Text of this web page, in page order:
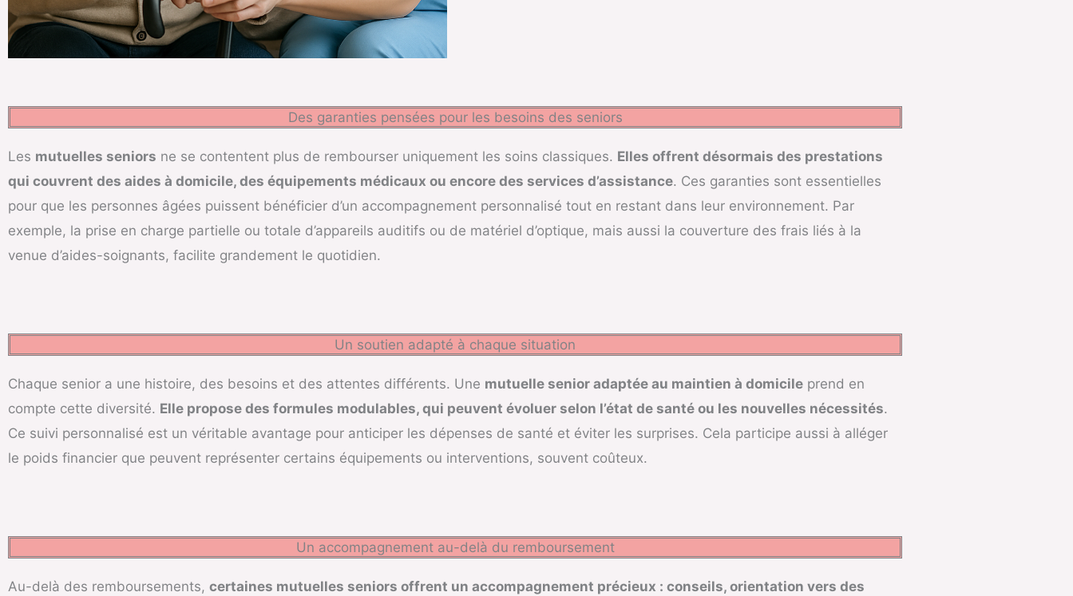
Des garanties pensées pour les besoins des seniors
Les mutuelles seniors ne se contentent plus de rembourser uniquement les soins classiques. Elles offrent désormais des prestations
qui couvrent des aides à domicile, des équipements médicaux ou encore des services d’assistance. Ces garanties sont essentielles
pour que les personnes âgées puissent bénéficier d’un accompagnement personnalisé tout en restant dans leur environnement. Par
exemple, la prise en charge partielle ou totale d’appareils auditifs ou de matériel d’optique, mais aussi la couverture des frais liés à la
venue d’aides-soignants, facilite grandement le quotidien.
Un soutien adapté à chaque situation
Chaque senior a une histoire, des besoins et des attentes différents. Une mutuelle senior adaptée au maintien à domicile prend en
compte cette diversité. Elle propose des formules modulables, qui peuvent évoluer selon l’état de santé ou les nouvelles nécessités.
Ce suivi personnalisé est un véritable avantage pour anticiper les dépenses de santé et éviter les surprises. Cela participe aussi à alléger
le poids financier que peuvent représenter certains équipements ou interventions, souvent coûteux.
Un accompagnement au-delà du remboursement
Au-delà des remboursements, certaines mutuelles seniors offrent un accompagnement précieux : conseils, orientation vers des